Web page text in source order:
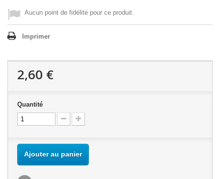
Aucun point de fidélité pour ce produit.
Imprimer
2,60 €
Quantité
Ajouter au panier